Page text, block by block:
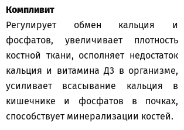
Компливит
Регулирует обмен кальция и
фосфатов, увеличивает плотность
костной ткани, осполняет недостаток
кальция и витамина Д3 в организме,
усиливает всасывание кальция в
кишечнике и фосфатов в почках,
способствует минерализации костей.